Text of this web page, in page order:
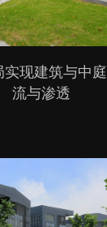
现建筑与中
流与渗透